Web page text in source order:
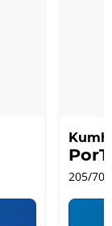
205/70